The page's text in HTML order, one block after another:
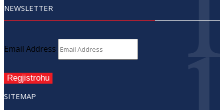
NEWSLETTER
Email Address
Regjistrohu
SITEMAP